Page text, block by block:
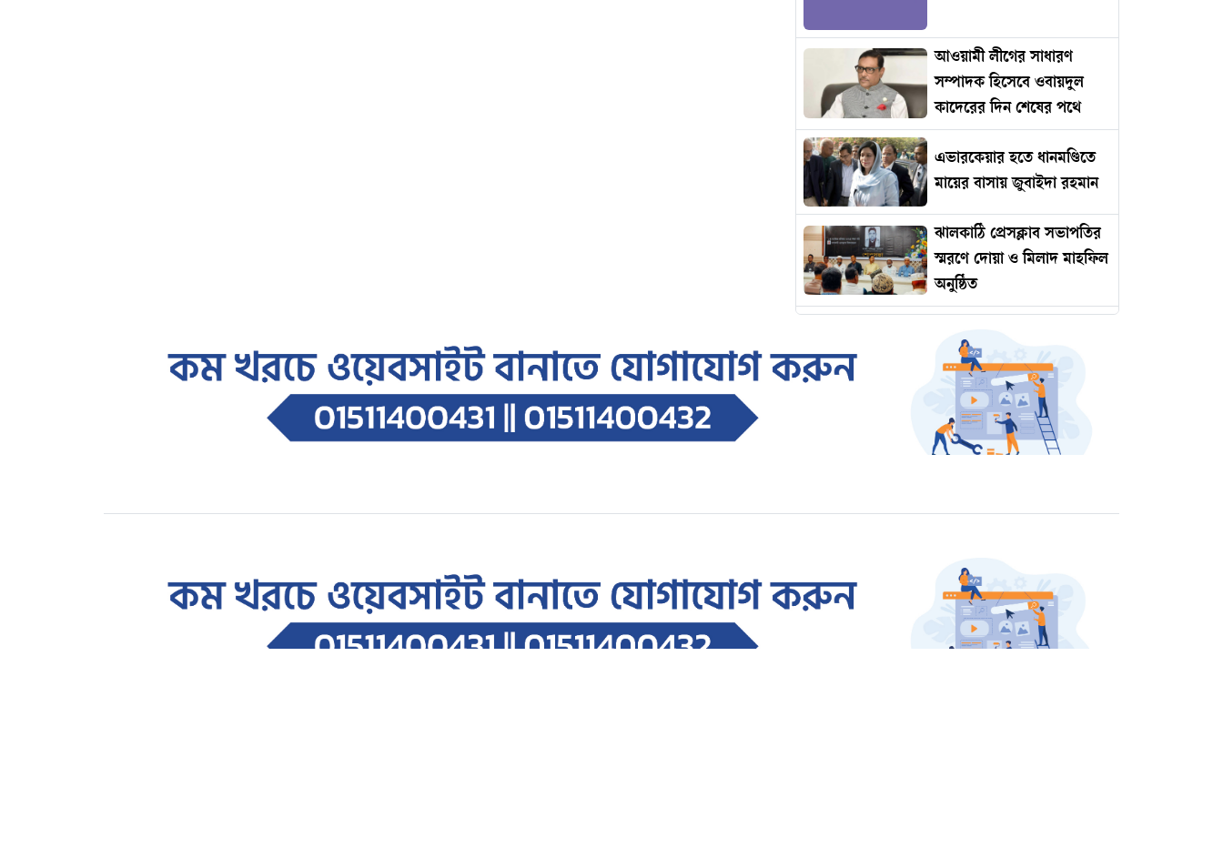
আওয়ামী লীগের সাধারণ
সম্পাদক হিসেবে ওবায়দুল
কাদেরের দিন শেষের পথে
এভারকেয়ার হতে ধানমণ্ডিতে
মায়ের বাসায় জুবাইদা রহমান
ঝালকাঠি প্রেসক্লাব সভাপতির
স্মরণে দোয়া ও মিলাদ মাহফিল
অনুষ্ঠিত
রোমানিয়ায় পাঠানোর নামে
কোটি টাকার প্রতারণা
ইমামকে মারধরের অভিযোগে
ঝালকাঠিতে বিএনপি নেতার
ওসমান হাদি হত্যার বিচার
দাবিতে উত্তাল শাহবাগ